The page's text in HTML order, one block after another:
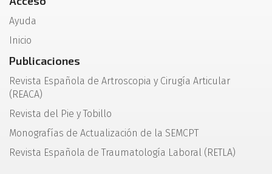
Ayuda
Inicio
Publicaciones
Revista Española de Artroscopia y Cirugía Articular
(REACA)
Revista del Pie y Tobillo
Monografías de Actualización de la SEMCPT
Revista Española de Traumatología Laboral (RETLA)